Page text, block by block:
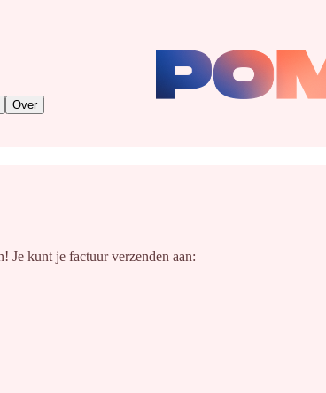
Over
Je kunt je factuur verzenden aan: